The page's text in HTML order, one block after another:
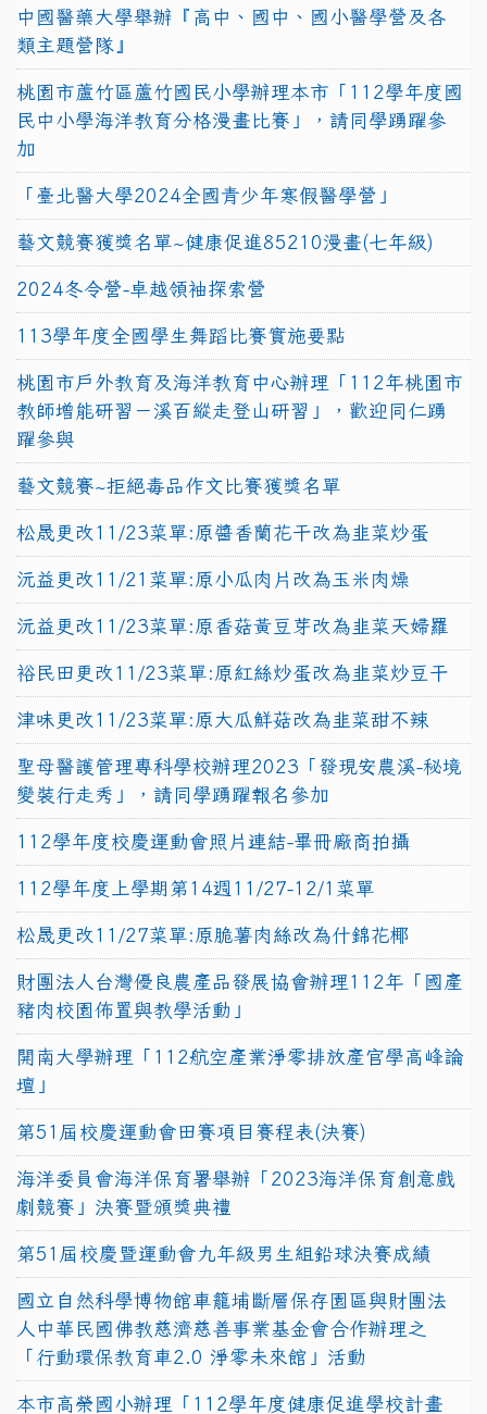
中國醫藥大學舉辦『高中、國中、國小醫學營及各
類主題營隊』
桃園市蘆竹區蘆竹國民小學辦理本市「112學年度國
民中小學海洋教育分格漫畫比賽」，請同學踴躍參
加
「臺北醫大學2024全國青少年寒假醫學營」
藝文競賽獲獎名單~健康促進85210漫畫(七年級)
2024冬令營-卓越領袖探索營
113學年度全國學生舞蹈比賽實施要點
桃園市戶外教育及海洋教育中心辦理「112年桃園市
教師增能研習－溪百縱走登山研習」，歡迎同仁踴
躍參與
藝文競賽~拒絕毒品作文比賽獲獎名單
松晟更改11/23菜單:原醬香蘭花干改為韭菜炒蛋
沅益更改11/21菜單:原小瓜肉片改為玉米肉燥
沅益更改11/23菜單:原香菇黃豆芽改為韭菜天婦羅
裕民田更改11/23菜單:原紅絲炒蛋改為韭菜炒豆干
津味更改11/23菜單:原大瓜鮮菇改為韭菜甜不辣
聖母醫護管理專科學校辦理2023「發現安農溪-秘境
變裝行走秀」，請同學踴躍報名參加
112學年度校慶運動會照片連結-畢冊廠商拍攝
112學年度上學期第14週11/27-12/1菜單
松晟更改11/27菜單:原脆薯肉絲改為什錦花椰
財團法人台灣優良農產品發展協會辦理112年「國產
豬肉校園佈置與教學活動」
開南大學辦理「112航空產業淨零排放產官學高峰論
壇」
第51屆校慶運動會田賽項目賽程表(決賽)
海洋委員會海洋保育署舉辦「2023海洋保育創意戲
劇競賽」決賽暨頒獎典禮
第51屆校慶暨運動會九年級男生組鉛球決賽成績
國立自然科學博物館車籠埔斷層保存園區與財團法
人中華民國佛教慈濟慈善事業基金會合作辦理之
「行動環保教育車2.0 淨零未來館」活動
本市高榮國小辦理「112學年度健康促進學校計畫